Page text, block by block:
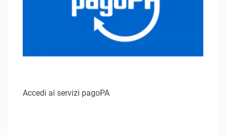
Accedi ai servizi pagoPA